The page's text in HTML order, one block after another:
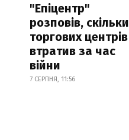
"Епіцентр"
розповів, скільки
торгових центрів
втратив за час
війни
7 СЕРПНЯ, 11:56